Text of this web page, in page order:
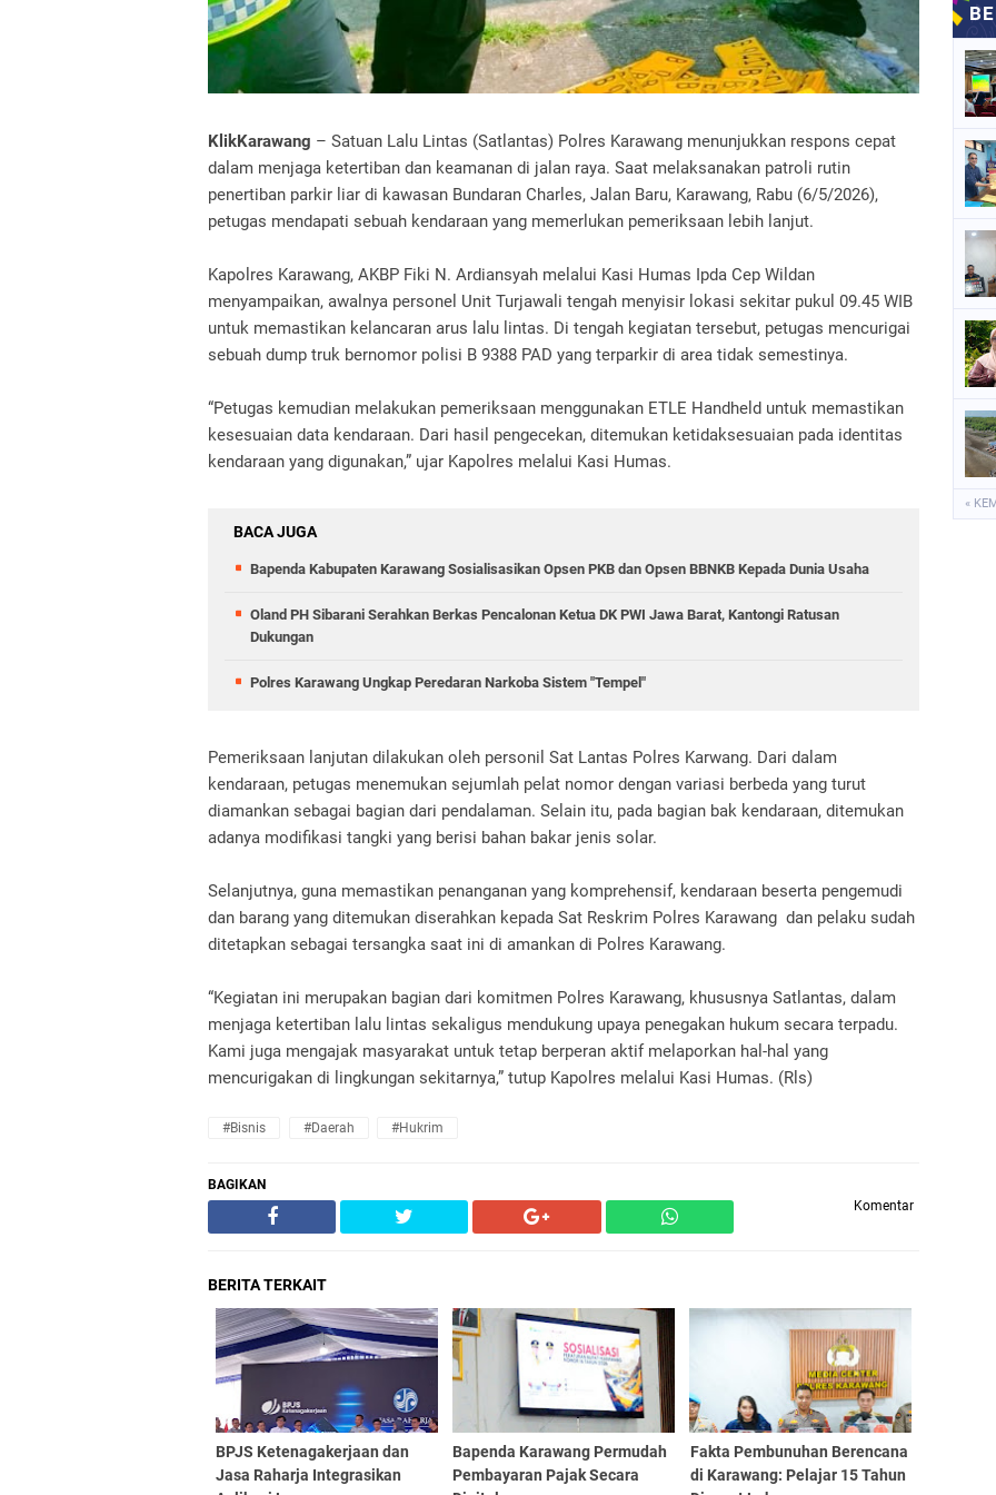
KlikKarawang – Satuan Lalu Lintas (Satlantas) Polres Karawang menunjukkan respons cepat
dalam menjaga ketertiban dan keamanan di jalan raya. Saat melaksanakan patroli rutin
penertiban parkir liar di kawasan Bundaran Charles, Jalan Baru, Karawang, Rabu (6/5/2026),
petugas mendapati sebuah kendaraan yang memerlukan pemeriksaan lebih lanjut.
Kapolres Karawang, AKBP Fiki N. Ardiansyah melalui Kasi Humas Ipda Cep Wildan
menyampaikan, awalnya personel Unit Turjawali tengah menyisir lokasi sekitar pukul 09.45 WIB
untuk memastikan kelancaran arus lalu lintas. Di tengah kegiatan tersebut, petugas mencurigai
sebuah dump truk bernomor polisi B 9388 PAD yang terparkir di area tidak semestinya.
“Petugas kemudian melakukan pemeriksaan menggunakan ETLE Handheld untuk memastikan
kesesuaian data kendaraan. Dari hasil pengecekan, ditemukan ketidaksesuaian pada identitas
kendaraan yang digunakan,” ujar Kapolres melalui Kasi Humas.
BACA JUGA
Bapenda Kabupaten Karawang Sosialisasikan Opsen PKB dan Opsen BBNKB Kepada Dunia Usaha
Oland PH Sibarani Serahkan Berkas Pencalonan Ketua DK PWI Jawa Barat, Kantongi Ratusan
Dukungan
Polres Karawang Ungkap Peredaran Narkoba Sistem "Tempel"
Pemeriksaan lanjutan dilakukan oleh personil Sat Lantas Polres Karwang. Dari dalam
kendaraan, petugas menemukan sejumlah pelat nomor dengan variasi berbeda yang turut
diamankan sebagai bagian dari pendalaman. Selain itu, pada bagian bak kendaraan, ditemukan
adanya modifikasi tangki yang berisi bahan bakar jenis solar.
Selanjutnya, guna memastikan penanganan yang komprehensif, kendaraan beserta pengemudi
dan barang yang ditemukan diserahkan kepada Sat Reskrim Polres Karawang dan pelaku sudah
ditetapkan sebagai tersangka saat ini di amankan di Polres Karawang.
“Kegiatan ini merupakan bagian dari komitmen Polres Karawang, khususnya Satlantas, dalam
menjaga ketertiban lalu lintas sekaligus mendukung upaya penegakan hukum secara terpadu.
Kami juga mengajak masyarakat untuk tetap berperan aktif melaporkan hal-hal yang
mencurigakan di lingkungan sekitarnya,” tutup Kapolres melalui Kasi Humas. (Rls)
#Bisnis #daerah #hukrim
BAGIKAN
Komentar
BERITA TERKAIT
BPJS Ketenagakerjaan dan
Jasa Raharja Integrasikan
Bapenda Karawang Permudah
Pembayaran Pajak Secara
Fakta Pembunuhan Berencana
di Karawang: Pelajar 15 Tahun
«